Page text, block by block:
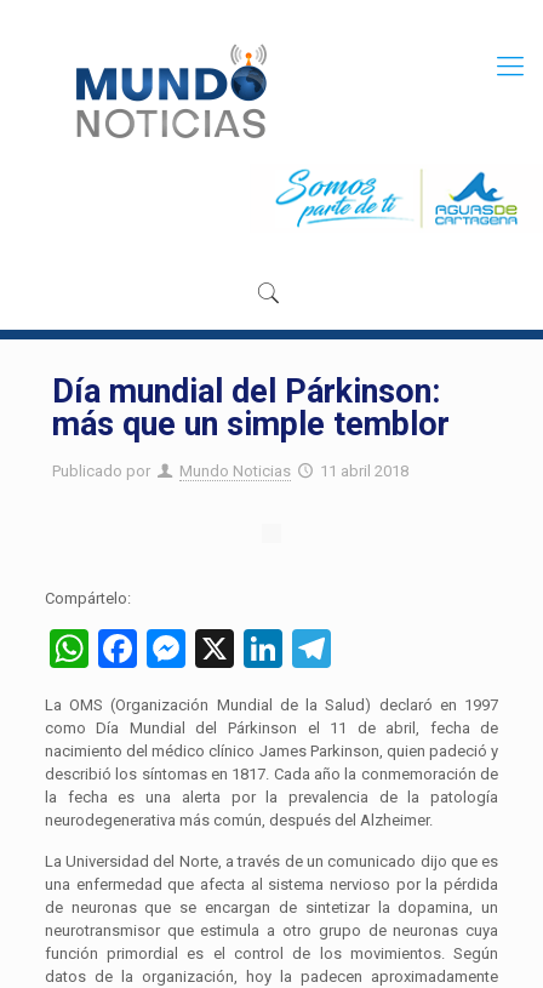
Día mundial del Párkinson:
más que un simple temblor
Publicado por Mundo Noticias 11 abril 2018
Compártelo:
WhatsApp
Facebook
Messenger
X LinkedIn
La OMS (Organización Mundial de la Salud) declaró en 1997
como Día Mundial del Párkinson el 11 de abril, fecha de
nacimiento del médico clínico James Parkinson, quien padeció y
describió los síntomas en 1817. Cada año la conmemoración de
la fecha es una alerta por la prevalencia de la patología
neurodegenerativa más común, después del Alzheimer.
La Universidad del Norte, a través de un comunicado dijo que es
una enfermedad que afecta al sistema nervioso por la pérdida
de neuronas que se encargan de sintetizar la dopamina, un
neurotransmisor que estimula a otro grupo de neuronas cuya
función primordial es el control de los movimientos. Según
datos de la organización, hoy la padecen aproximadamente